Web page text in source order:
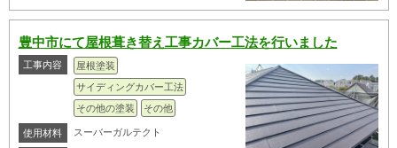
豊中市にて屋根葺き替え工事カバー工法を行いました
工事内容
屋根塗装
サイディングカバー工法
その他の塗装
その他
使用材料 スーバーガルテクト